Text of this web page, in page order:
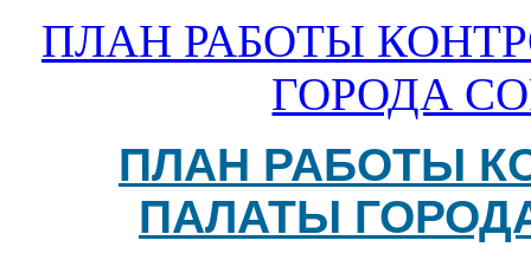
ПЛАН РАБОТЫ
ГОРОДА
ПЛАН РАБОТЫ
ПАЛАТЫ